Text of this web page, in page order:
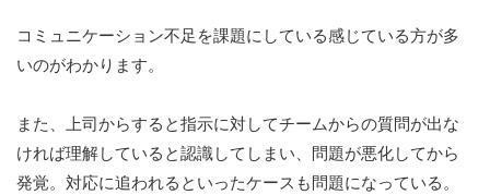
コミュニケーション不足を課題にしている感じている方が多
いのがわかります。
また、上司からすると指示に対してチームからの質問が出な
ければ理解していると認識してしまい、問題が悪化してから
発覚。対応に追われるといったケースも問題になっている。